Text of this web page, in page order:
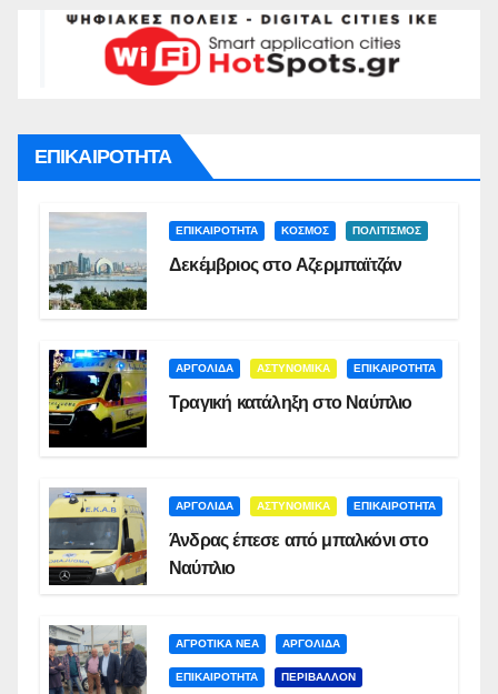
ΕΠΙΚΑΙΡΟΤΗΤΑ
ΕΠΙΚΑΙΡΟΤΗΤΑ ΚΟΣΜΟΣ ΠΟΛΙΤΙΣΜΟΣ
Δεκέμβριος στο Αζερμπαϊτζάν
ΑΡΓΟΛΙΔΑ ΑΣΤΥΝΟΜΙΚΑ ΕΠΙΚΑΙΡΟΤΗΤΑ
Τραγική κατάληξη στο Ναύπλιο
ΑΡΓΟΛΙΔΑ ΑΣΤΥΝΟΜΙΚΑ ΕΠΙΚΑΙΡΟΤΗΤΑ
Άνδρας έπεσε από μπαλκόνι στο
Ναύπλιο
ΑΓΡΟΤΙΚΑ ΝΕΑ ΑΡΓΟΛΙΔΑ
ΕΠΙΚΑΙΡΟΤΗΤΑ ΠΕΡΙΒΑΛΛΟΝ